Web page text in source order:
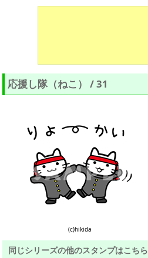
応援し隊（ねこ） / 31
(c)hikida
同じシリーズの他のスタンプはこちら